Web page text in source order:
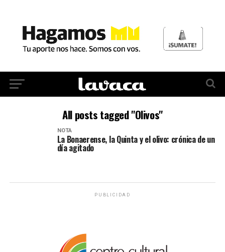
All posts tagged "Olivos"
NOTA
La Bonaerense, la Quinta y el olivo: crónica de un
día agitado
PUBLICIDAD